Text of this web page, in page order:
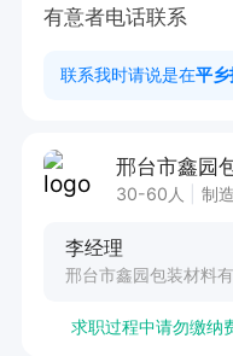
有意者电话联系
联系我时请说是在平乡
邢台市鑫园
30-60人 制
李经理
邢台市鑫园包装材料
求职过程中请勿缴纳